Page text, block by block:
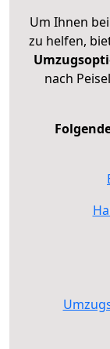
Um Ihnen
zu helfen,
nach